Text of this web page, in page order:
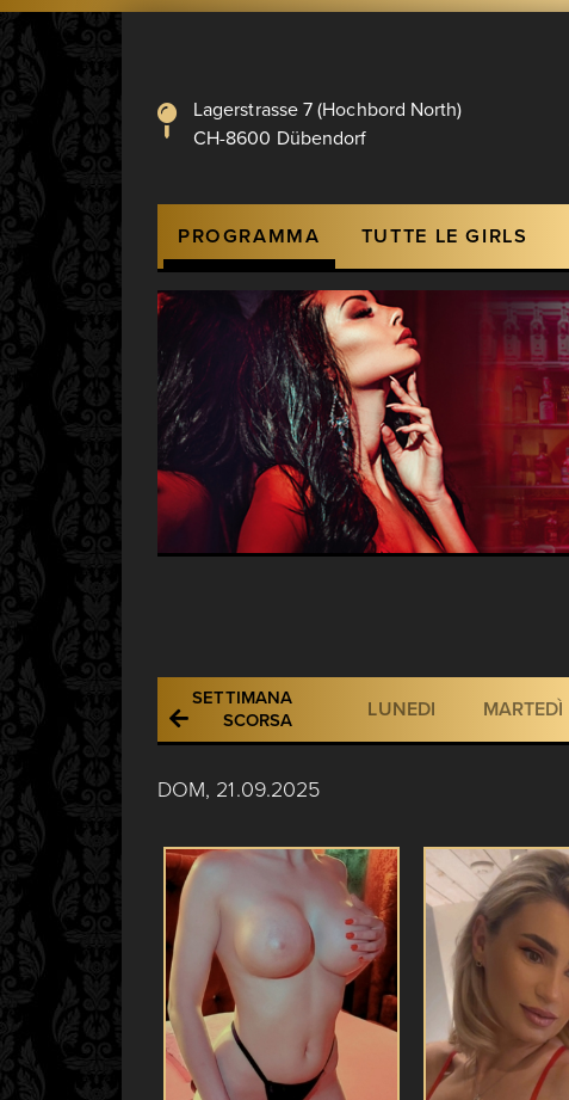
Lagerstrasse 7 (Hochbord North)
CH-8600 Dübendorf
Hauptnavigation
PROGRAMMA TUTTE LE GIRLS
LUNEDI MARTEDÌ
SETTIMANA
SCORSA
DOM, 21.09.2025